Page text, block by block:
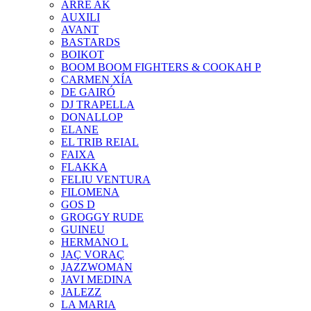
ARRE AK
AUXILI
AVANT
BASTARDS
BOIKOT
BOOM BOOM FIGHTERS & COOKAH P
CARMEN XÍA
DE GAIRÓ
DJ TRAPELLA
DONALLOP
ELANE
EL TRIB REIAL
FAIXA
FLAKKA
FELIU VENTURA
FILOMENA
GOS D
GROGGY RUDE
GUINEU
HERMANO L
JAÇ VORAÇ
JAZZWOMAN
JAVI MEDINA
JALEZZ
LA MARIA